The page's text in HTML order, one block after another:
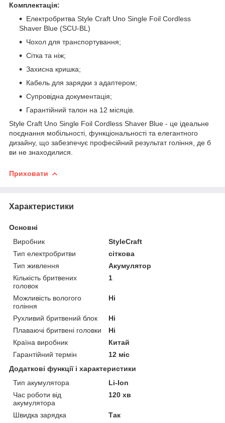
Комплектація:
Електробритва Style Craft Uno Single Foil Cordless
Shaver Blue (SCU-BL)
Чохол для транспортування;
Сітка та ніж;
Захисна кришка;
Кабель для зарядки з адаптером;
Супровідна документація;
Гарантійний талон на 12 місяців.
Style Craft Uno Single Foil Cordless Shaver Blue - це ідеальне
поєднання мобільності, функціональності та елегантного
дизайну, що забезпечує професійний результат гоління, де б
ви не знаходилися.
Приховати
Характеристики
Основні
Виробник
StyleCraft
Тип електробритви
сіткова
Тип живлення
Акумулятор
Кількість бритвених
головок
1
Можливість вологого
гоління
Ні
Рухливий бритвений блок
Ні
Плаваючі бритвені головки
Ні
Країна виробник
Китай
Гарантійний термін
12 міс
Додаткові функції і характеристики
Тип акумулятора
Li-Ion
Час роботи від
акумулятора
120 хв
Швидка зарядка
Так